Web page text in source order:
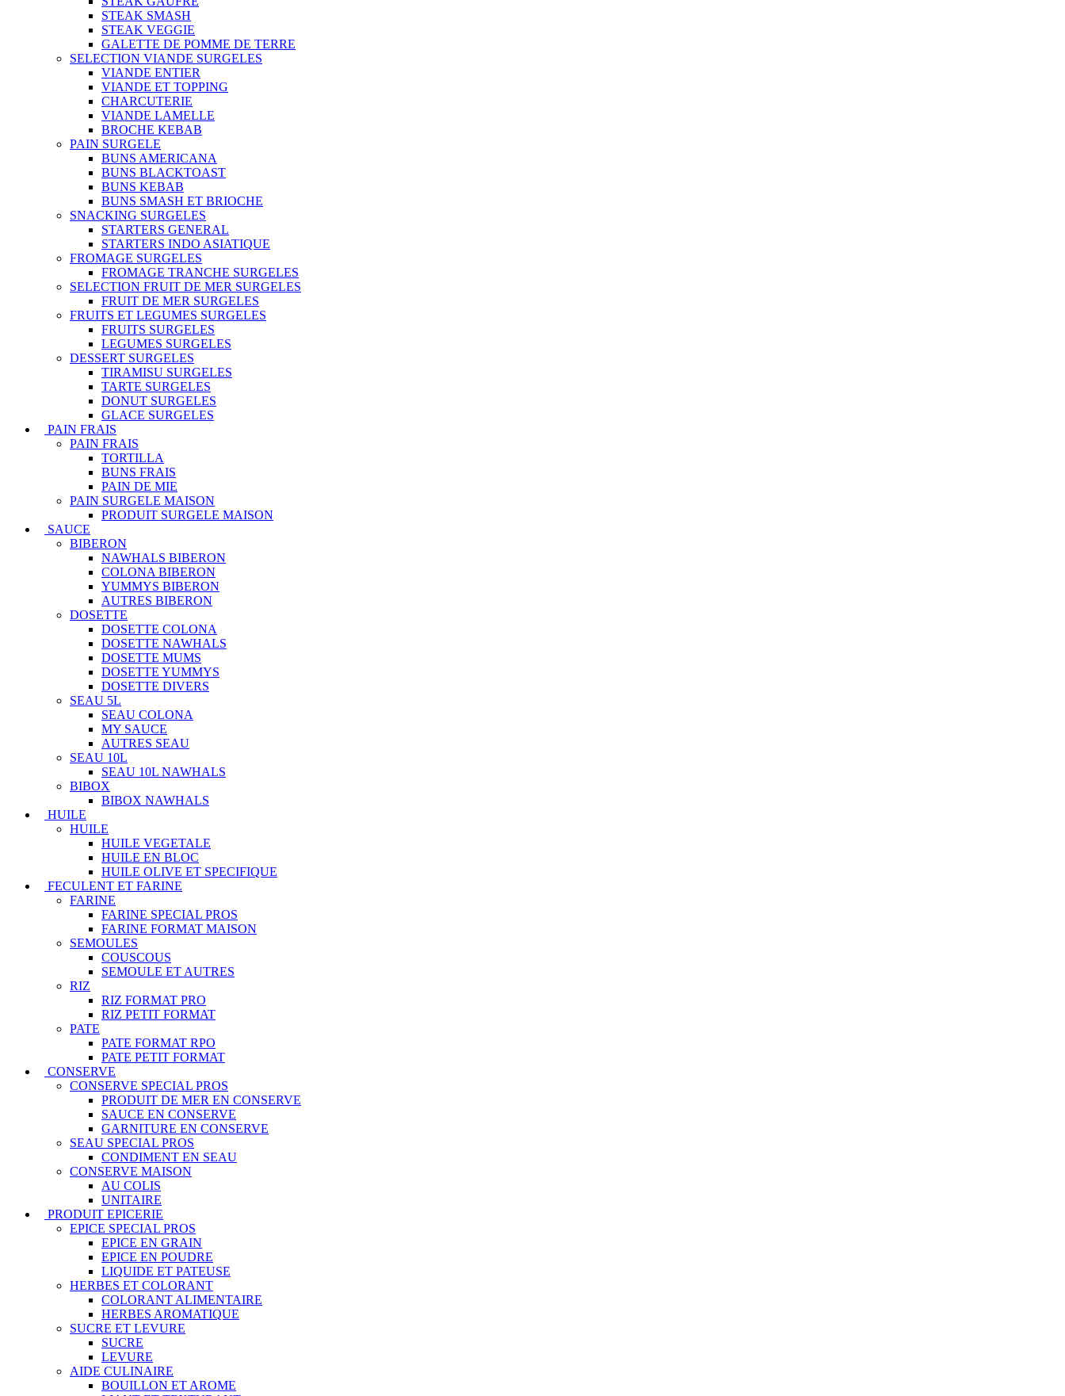
STEAK SMASH
STEAK VEGGIE
GALETTE DE POMME DE TERRE
SELECTION VIANDE SURGELES
VIANDE ENTIER
VIANDE ET TOPPING
CHARCUTERIE
VIANDE LAMELLE
BROCHE KEBAB
PAIN SURGELE
BUNS AMERICANA
BUNS BLACKTOAST
BUNS KEBAB
BUNS SMASH ET BRIOCHE
SNACKING SURGELES
STARTERS GENERAL
STARTERS INDO ASIATIQUE
FROMAGE SURGELES
FROMAGE TRANCHE SURGELES
SELECTION FRUIT DE MER SURGELES
FRUIT DE MER SURGELES
FRUITS ET LEGUMES SURGELES
FRUITS SURGELES
LEGUMES SURGELES
DESSERT SURGELES
TIRAMISU SURGELES
TARTE SURGELES
DONUT SURGELES
GLACE SURGELES
PAIN FRAIS
PAIN FRAIS
TORTILLA
BUNS FRAIS
PAIN DE MIE
PAIN SURGELE MAISON
PRODUIT SURGELE MAISON
SAUCE
BIBERON
NAWHALS BIBERON
COLONA BIBERON
YUMMYS BIBERON
AUTRES BIBERON
DOSETTE
DOSETTE COLONA
DOSETTE NAWHALS
DOSETTE MUMS
DOSETTE YUMMYS
DOSETTE DIVERS
SEAU 5L
SEAU COLONA
MY SAUCE
AUTRES SEAU
SEAU 10L
SEAU 10L NAWHALS
BIBOX
BIBOX NAWHALS
HUILE
HUILE
HUILE VEGETALE
HUILE EN BLOC
HUILE OLIVE ET SPECIFIQUE
FECULENT ET FARINE
FARINE
FARINE SPECIAL PROS
FARINE FORMAT MAISON
SEMOULES
COUSCOUS
SEMOULE ET AUTRES
RIZ
RIZ FORMAT PRO
RIZ PETIT FORMAT
PATE
PATE FORMAT RPO
PATE PETIT FORMAT
CONSERVE
CONSERVE SPECIAL PROS
PRODUIT DE MER EN CONSERVE
SAUCE EN CONSERVE
GARNITURE EN CONSERVE
SEAU SPECIAL PROS
CONDIMENT EN SEAU
CONSERVE MAISON
AU COLIS
UNITAIRE
PRODUIT EPICERIE
EPICE SPECIAL PROS
EPICE EN GRAIN
EPICE EN POUDRE
LIQUIDE ET PATEUSE
HERBES ET COLORANT
COLORANT ALIMENTAIRE
HERBES AROMATIQUE
SUCRE ET LEVURE
SUCRE
LEVURE
AIDE CULINAIRE
BOUILLON ET AROME